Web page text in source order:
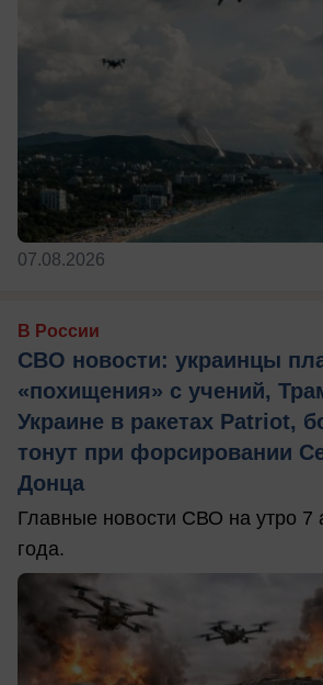
07.08.2026
В России
СВО новости: украинцы
«похищения» с учений,
Украине в ракетах Patriot,
тонут при форсировании
Донца
Главные новости СВО на утро 7
года.